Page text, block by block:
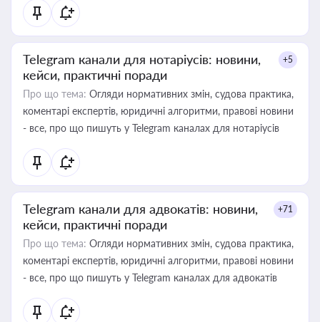
Telegram канали для нотаріусів: новини,
кейси, практичні поради
+5
Про що тема: Огляди нормативних змін, судова практика,
коментарі експертів, юридичні алгоритми, правові новини
- все, про що пишуть у Telegram каналах для нотаріусів
Telegram канали для адвокатів: новини,
кейси, практичні поради
+71
Про що тема: Огляди нормативних змін, судова практика,
коментарі експертів, юридичні алгоритми, правові новини
- все, про що пишуть у Telegram каналах для адвокатів